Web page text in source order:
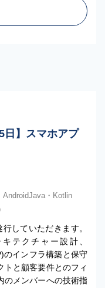
日】スマホアプ
AndroidJava・Kotlin
していただきます。
テクチャー設計、
のインフラ構築と保守
トと顧客要件とのフィ
のメンバーへの技術指